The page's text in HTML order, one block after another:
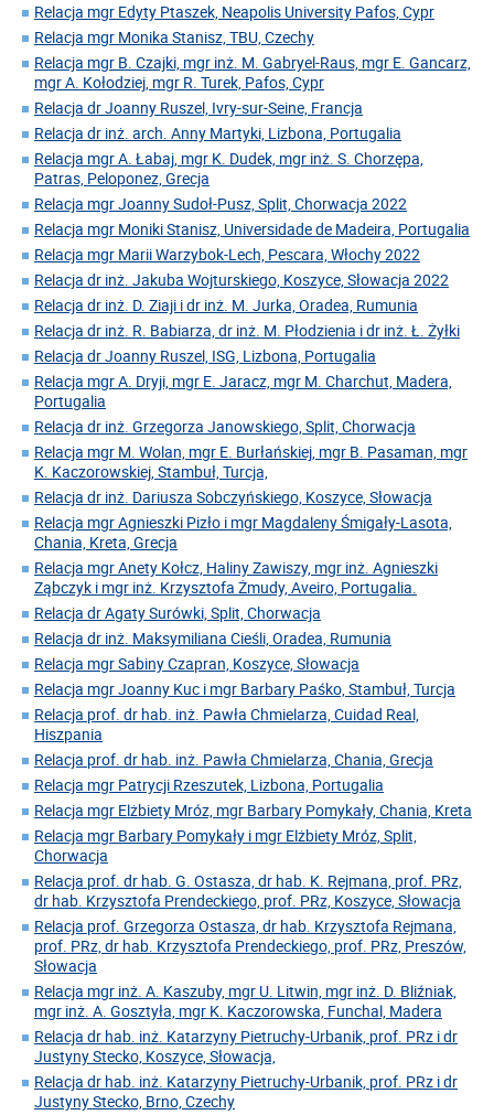
Relacja mgr Edyty Ptaszek, Neapolis University Pafos, Cypr
Relacja mgr Monika Stanisz, TBU, Czechy
Relacja mgr B. Czajki, mgr inż. M. Gabryel-Raus, mgr E. Gancarz,
mgr A. Kołodziej, mgr R. Turek, Pafos, Cypr
Relacja dr Joanny Ruszel, Ivry-sur-Seine, Francja
Relacja dr inż. arch. Anny Martyki, Lizbona, Portugalia
Relacja mgr A. Łabaj, mgr K. Dudek, mgr inż. S. Chorzępa,
Patras, Peloponez, Grecja
Relacja mgr Joanny Sudoł-Pusz, Split, Chorwacja 2022
Relacja mgr Moniki Stanisz, Universidade de Madeira, Portugalia
Relacja mgr Marii Warzybok-Lech, Pescara, Włochy 2022
Relacja dr inż. Jakuba Wojturskiego, Koszyce, Słowacja 2022
Relacja dr inż. D. Ziaji i dr inż. M. Jurka, Oradea, Rumunia
Relacja dr inż. R. Babiarza, dr inż. M. Płodzienia i dr inż. Ł. Żyłki
Relacja dr Joanny Ruszel, ISG, Lizbona, Portugalia
Relacja mgr A. Dryji, mgr E. Jaracz, mgr M. Charchut, Madera,
Portugalia
Relacja dr inż. Grzegorza Janowskiego, Split, Chorwacja
Relacja mgr M. Wolan, mgr E. Burłańskiej, mgr B. Pasaman, mgr
K. Kaczorowskiej, Stambuł, Turcja,
Relacja dr inż. Dariusza Sobczyńskiego, Koszyce, Słowacja
Relacja mgr Agnieszki Pizło i mgr Magdaleny Śmigały-Lasota,
Chania, Kreta, Grecja
Relacja mgr Anety Kołcz, Haliny Zawiszy, mgr inż. Agnieszki
Ząbczyk i mgr inż. Krzysztofa Żmudy, Aveiro, Portugalia.
Relacja dr Agaty Surówki, Split, Chorwacja
Relacja dr inż. Maksymiliana Cieśli, Oradea, Rumunia
Relacja mgr Sabiny Czapran, Koszyce, Słowacja
Relacja mgr Joanny Kuc i mgr Barbary Paśko, Stambuł, Turcja
Relacja prof. dr hab. inż. Pawła Chmielarza, Cuidad Real,
Hiszpania
Relacja prof. dr hab. inż. Pawła Chmielarza, Chania, Grecja
Relacja mgr Patrycji Rzeszutek, Lizbona, Portugalia
Relacja mgr Elżbiety Mróz, mgr Barbary Pomykały, Chania, Kreta
Relacja mgr Barbary Pomykały i mgr Elżbiety Mróz, Split,
Chorwacja
Relacja prof. dr hab. G. Ostasza, dr hab. K. Rejmana, prof. PRz,
dr hab. Krzysztofa Prendeckiego, prof. PRz, Koszyce, Słowacja
Relacja prof. Grzegorza Ostasza, dr hab. Krzysztofa Rejmana,
prof. PRz, dr hab. Krzysztofa Prendeckiego, prof. PRz, Preszów,
Słowacja
Relacja mgr inż. A. Kaszuby, mgr U. Litwin, mgr inż. D. Bliźniak,
mgr inż. A. Gosztyła, mgr K. Kaczorowska, Funchal, Madera
Relacja dr hab. inż. Katarzyny Pietruchy-Urbanik, prof. PRz i dr
Justyny Stecko, Koszyce, Słowacja,
Relacja dr hab. inż. Katarzyny Pietruchy-Urbanik, prof. PRz i dr
Justyny Stecko, Brno, Czechy